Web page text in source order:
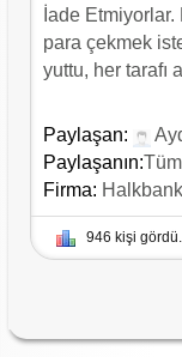
İade Etmiyorlar.
para çekmek
yuttu, her tarafı
Paylaşan:
Paylaşanın:
Firma: Halkbank
946 kişi